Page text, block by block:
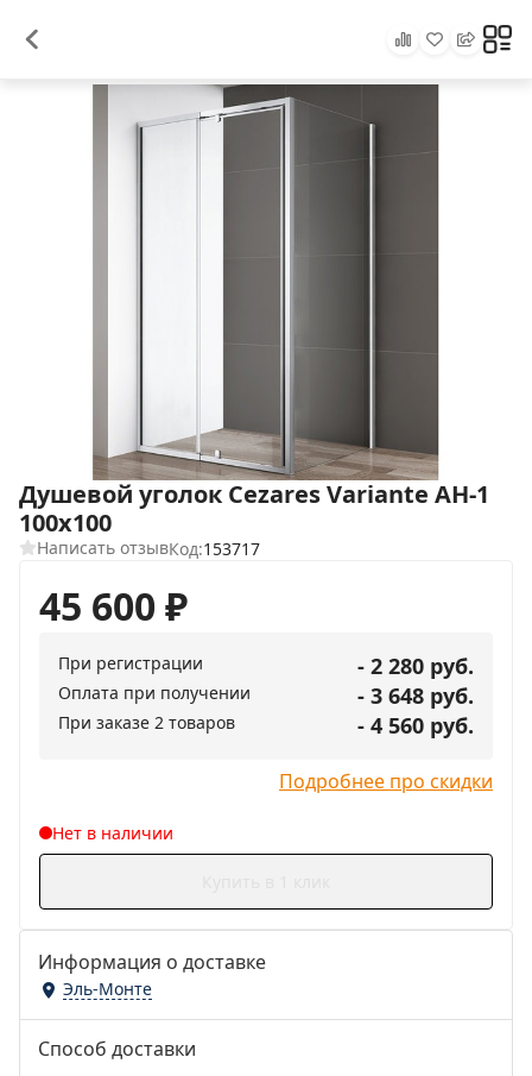
Душевой уголок Cezares Variante AH-1
100х100
Написать отзывКод:153717
45 600₽
При регистрации - 2 280 руб.
Оплата при получении - 3 648 руб.
При заказе 2 товаров - 4 560 руб.
Подробнее про скидки
Нет в наличии
Информация о доставке
Эль-Монте
Способ доставки